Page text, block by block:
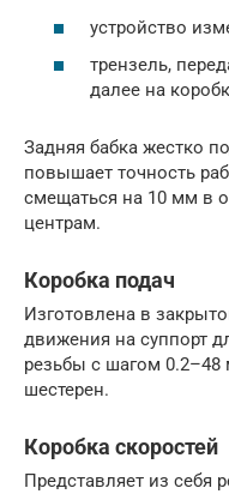
устройство
трензель,
далее на
Задняя бабка жестко
повышает точность
смещаться на 10 мм в
центрам.
Коробка подач
Изготовлена в
движения на суппорт
резьбы с шагом
шестерен.
Коробка скоростей
Представляет из себя